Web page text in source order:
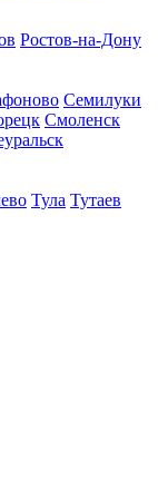
Ростов-на-Дону
Семилуки
Смоленск
Тула Тутаев